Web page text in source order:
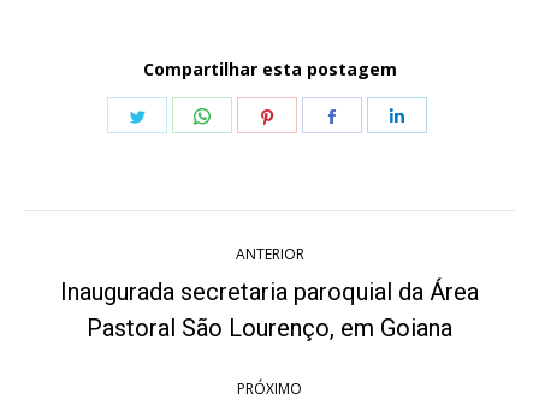
Compartilhar esta postagem
Share
Share
Share
Share
de
post:
ANTERIOR
Post
anterior:
Inaugurada secretaria paroquial da Área
Pastoral São Lourenço, em Goiana
PRÓXIMO